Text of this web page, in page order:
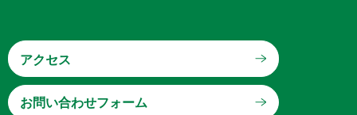
アクセス